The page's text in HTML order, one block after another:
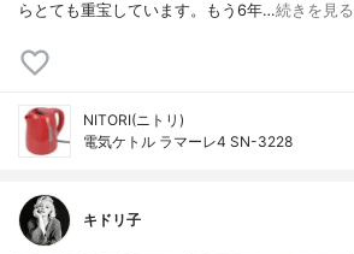
らとても重宝しています。もう6年…続きを見る
NITORI(ニトリ)
電気ケトル ラマーレ4 SN-3228
キドリ子